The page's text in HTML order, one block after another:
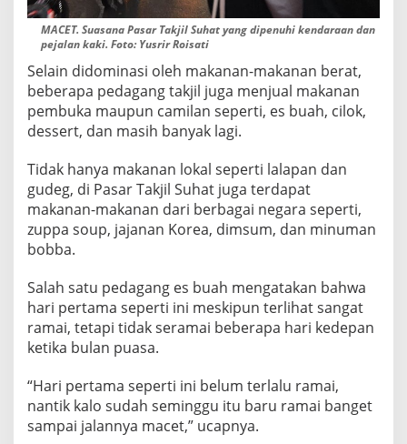
Y
A
G
I
N
G
I
N
G
A
B
U
R
I
T
MACET. Suasana Pasar Takjil Suhat yang dipenuhi kendaraan dan
pejalan kaki. Foto: Yusrir Roisati
Selain didominasi oleh makanan-makanan berat,
beberapa pedagang takjil juga menjual makanan
pembuka maupun camilan seperti, es buah, cilok,
dessert, dan masih banyak lagi.
Tidak hanya makanan lokal seperti lalapan dan
gudeg, di Pasar Takjil Suhat juga terdapat
makanan-makanan dari berbagai negara seperti,
zuppa soup, jajanan Korea, dimsum, dan minuman
bobba.
Salah satu pedagang es buah mengatakan bahwa
hari pertama seperti ini meskipun terlihat sangat
ramai, tetapi tidak seramai beberapa hari kedepan
ketika bulan puasa.
“Hari pertama seperti ini belum terlalu ramai,
nantik kalo sudah seminggu itu baru ramai banget
sampai jalannya macet,” ucapnya.